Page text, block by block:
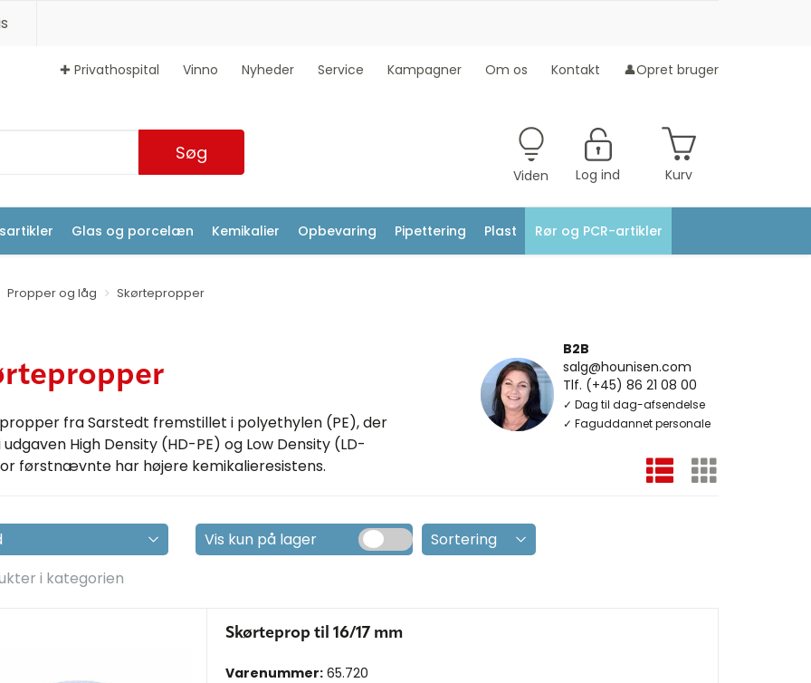
✚ Privathospital Vinno Nyheder Service Kampagner Om os Kontakt 👤Opret bruger
Søg
Viden Log ind Kurv
Glas og porcelæn Kemikalier Opbevaring Pipettering Plast Rør og PCR-artikler
Propper og låg Skørtepropper
fra Sarstedt fremstillet i polyethylen (PE), der
udgaven High Density (HD-PE) og Low Density (LD-
førstnævnte har højere kemikalieresistens.
B2B
salg@hounisen.com
Tlf. (+45) 86 21 08 00
✓ Dag til dag-afsendelse
✓ Faguddannet personale
Vis kun på lager
i kategorien
Skørteprop til 16/17 mm
Varenummer: 65.720